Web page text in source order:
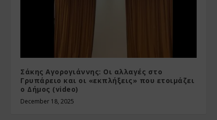
Σάκης Αγορογιάννης: Οι αλλαγές στο
Γρυπάρειο και οι «εκπλήξεις» που ετοιμάζει
ο Δήμος (video)
December 18, 2025